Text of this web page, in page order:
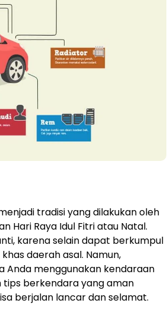
tradisi yang dilakukan oleh
Hari Raya Idul Fitri atau Natal.
karena selain dapat berkumpul
daerah asal. Namun,
Anda menggunakan kendaraan
tips berkendara yang aman
berjalan lancar dan selamat.